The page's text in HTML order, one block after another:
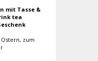
mit Tasse &
tea
zum